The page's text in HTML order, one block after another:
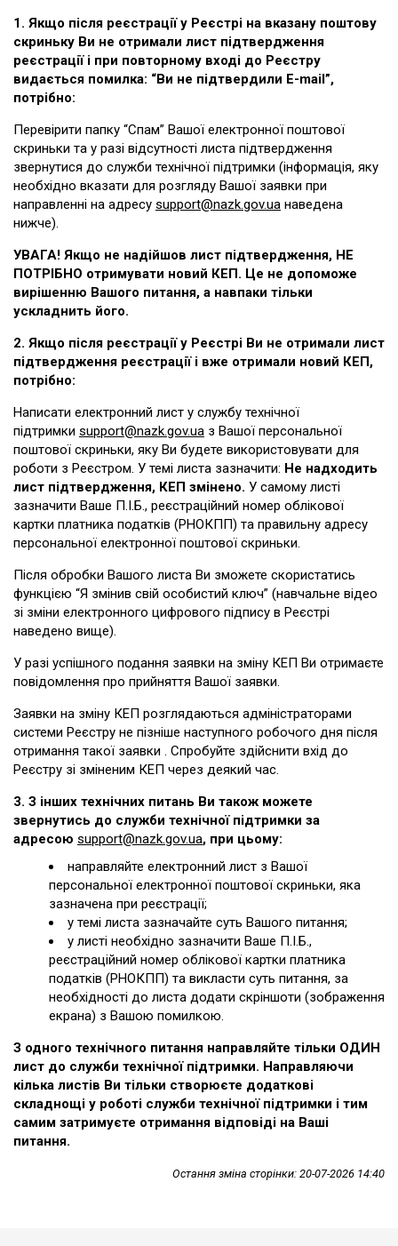
1. Якщо після реєстрації у Реєстрі на вказану поштову
скриньку Ви не отримали лист підтвердження
реєстрації і при повторному вході до Реєстру
видається помилка: “Ви не підтвердили E-mail”,
потрібно:
Перевірити папку “Спам” Вашої електронної поштової
скриньки та у разі відсутності листа підтвердження
звернутися до служби технічної підтримки (інформація, яку
необхідно вказати для розгляду Вашої заявки при
направленні на адресу support@nazk.gov.ua наведена
нижче).
УВАГА! Якщо не надійшов лист підтвердження, НЕ
ПОТРІБНО отримувати новий КЕП. Це не допоможе
вирішенню Вашого питання, а навпаки тільки
ускладнить його.
2. Якщо після реєстрації у Реєстрі Ви не отримали лист
підтвердження реєстрації і вже отримали новий КЕП,
потрібно:
Написати електронний лист у службу технічної
підтримки support@nazk.gov.ua з Вашої персональної
поштової скриньки, яку Ви будете використовувати для
роботи з Реєстром. У темі листа зазначити: Не надходить
лист підтвердження, КЕП змінено. У самому листі
зазначити Ваше П.І.Б., реєстраційний номер облікової
картки платника податків (РНОКПП) та правильну адресу
персональної електронної поштової скриньки.
Після обробки Вашого листа Ви зможете скористатись
функцією “Я змінив свій особистий ключ” (навчальне відео
зі зміни електронного цифрового підпису в Реєстрі
наведено вище).
У разі успішного подання заявки на зміну КЕП Ви отримаєте
повідомлення про прийняття Вашої заявки.
Заявки на зміну КЕП розглядаються адміністраторами
системи Реєстру не пізніше наступного робочого дня після
отримання такої заявки . Спробуйте здійснити вхід до
Реєстру зі зміненим КЕП через деякий час.
3. З інших технічних питань Ви також можете
звернутись до служби технічної підтримки за
адресою support@nazk.gov.ua, при цьому:
направляйте електронний лист з Вашої
персональної електронної поштової скриньки, яка
зазначена при реєстрації;
у темі листа зазначайте суть Вашого питання;
у листі необхідно зазначити Ваше П.І.Б.,
реєстраційний номер облікової картки платника
податків (РНОКПП) та викласти суть питання, за
необхідності до листа додати скріншоти (зображення
екрана) з Вашою помилкою.
З одного технічного питання направляйте тільки ОДИН
лист до служби технічної підтримки. Направляючи
кілька листів Ви тільки створюєте додаткові
складнощі у роботі служби технічної підтримки і тим
самим затримуєте отримання відповіді на Ваші
питання.
Остання зміна сторінки: 20-07-2026 14:40